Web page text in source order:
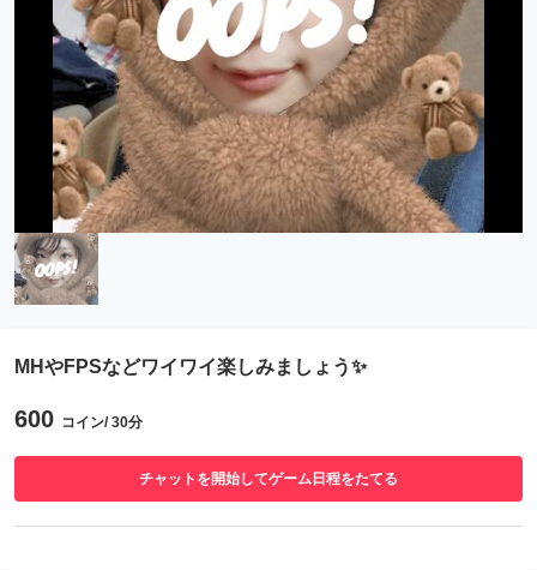
MHやFPSなどワイワイ楽しみましょう✨
600 コイン/ 30分
チャットを開始してゲーム日程をたてる